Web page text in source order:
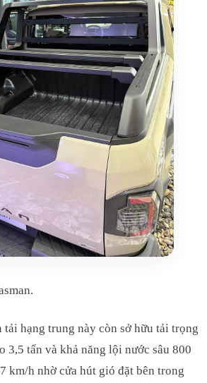
tải hạng trung này còn sở hữu tải trọng
3,5 tấn và khả năng lội nước sâu 800
km/h nhờ cửa hút gió đặt bên trong